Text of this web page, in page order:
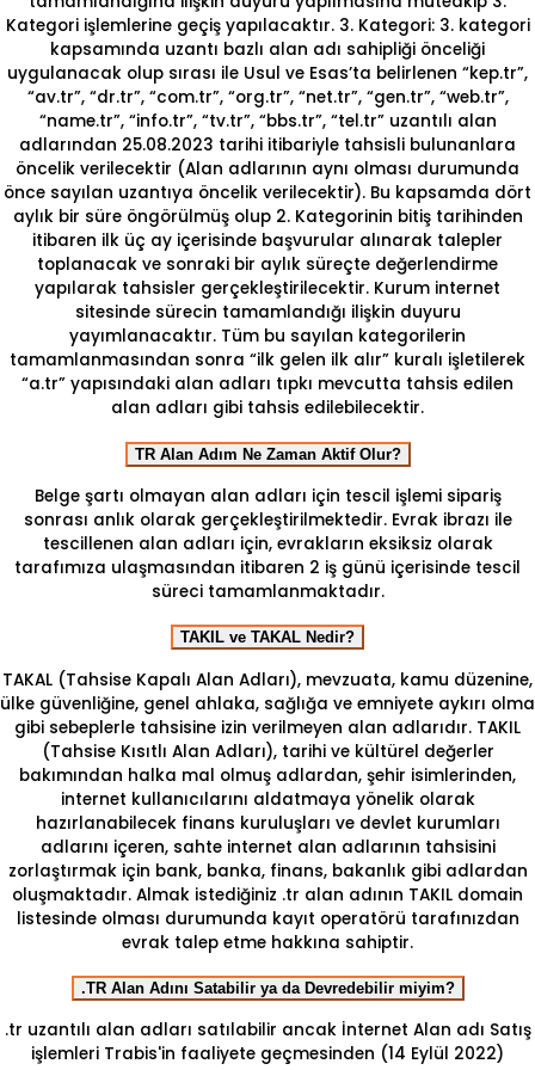
Kategori işlemlerine geçiş yapılacaktır. 3. Kategori: 3. kategori
kapsamında uzantı bazlı alan adı sahipliği önceliği
uygulanacak olup sırası ile Usul ve Esas’ta belirlenen “kep.tr”,
“av.tr”, “dr.tr”, “com.tr”, “org.tr”, “net.tr”, “gen.tr”, “web.tr”,
“name.tr”, “info.tr”, “tv.tr”, “bbs.tr”, “tel.tr” uzantılı alan
adlarından 25.08.2023 tarihi itibariyle tahsisli bulunanlara
öncelik verilecektir (Alan adlarının aynı olması durumunda
önce sayılan uzantıya öncelik verilecektir). Bu kapsamda dört
aylık bir süre öngörülmüş olup 2. Kategorinin bitiş tarihinden
itibaren ilk üç ay içerisinde başvurular alınarak talepler
toplanacak ve sonraki bir aylık süreçte değerlendirme
yapılarak tahsisler gerçekleştirilecektir. Kurum internet
sitesinde sürecin tamamlandığı ilişkin duyuru
yayımlanacaktır. Tüm bu sayılan kategorilerin
tamamlanmasından sonra “ilk gelen ilk alır” kuralı işletilerek
“a.tr” yapısındaki alan adları tıpkı mevcutta tahsis edilen
alan adları gibi tahsis edilebilecektir.
TR Alan Adım Ne Zaman Aktif Olur?
Belge şartı olmayan alan adları için tescil işlemi sipariş
sonrası anlık olarak gerçekleştirilmektedir. Evrak ibrazı ile
tescillenen alan adları için, evrakların eksiksiz olarak
tarafımıza ulaşmasından itibaren 2 iş günü içerisinde tescil
süreci tamamlanmaktadır.
TAKIL ve TAKAL Nedir?
TAKAL (Tahsise Kapalı Alan Adları), mevzuata, kamu düzenine,
ülke güvenliğine, genel ahlaka, sağlığa ve emniyete aykırı olma
gibi sebeplerle tahsisine izin verilmeyen alan adlarıdır. TAKIL
(Tahsise Kısıtlı Alan Adları), tarihi ve kültürel değerler
bakımından halka mal olmuş adlardan, şehir isimlerinden,
internet kullanıcılarını aldatmaya yönelik olarak
hazırlanabilecek finans kuruluşları ve devlet kurumları
adlarını içeren, sahte internet alan adlarının tahsisini
zorlaştırmak için bank, banka, finans, bakanlık gibi adlardan
oluşmaktadır. Almak istediğiniz .tr alan adının TAKIL domain
listesinde olması durumunda kayıt operatörü tarafınızdan
evrak talep etme hakkına sahiptir.
.TR Alan Adını Satabilir ya da Devredebilir miyim?
.tr uzantılı alan adları satılabilir ancak İnternet Alan adı Satış
işlemleri Trabis'in faaliyete geçmesinden (14 Eylül 2022)